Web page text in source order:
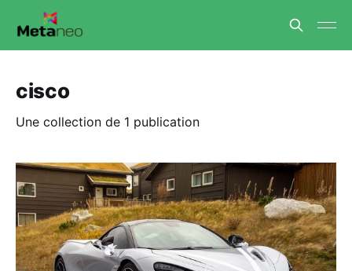
cisco
Une collection de 1 publication